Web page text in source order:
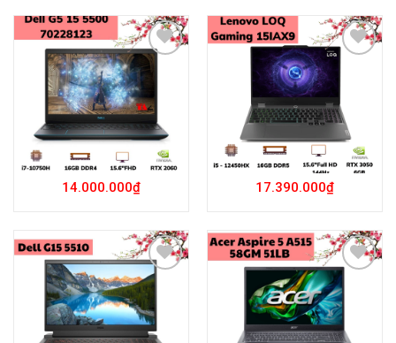
Add to
Wishlist
14.000.000₫
Wishlist
17.390.000₫
Add to
Wishlist
Add to
Wishlist